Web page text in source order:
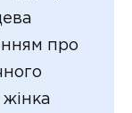
про